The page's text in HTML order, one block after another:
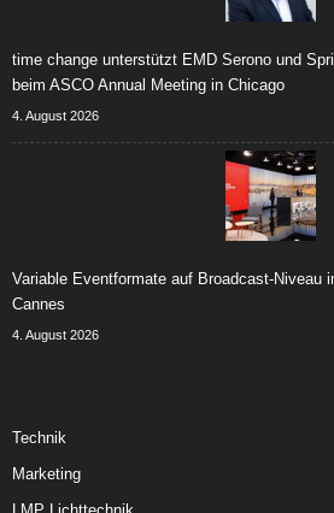
time change unterstützt EMD Serono und
beim ASCO Annual Meeting in Chicago
4. August 2026
Variable Eventformate auf Broadcast-Niveau
Cannes
4. August 2026
Technik
Marketing